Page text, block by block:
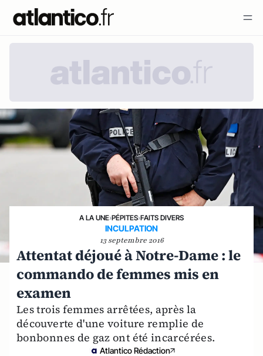
A LA UNE›PÉPITES›FAITS DIVERS
INCULPATION
13 septembre 2016
Attentat déjoué à Notre-Dame : le
commando de femmes mis en
examen
Les trois femmes arrêtées, après la
découverte d'une voiture remplie de
bonbonnes de gaz ont été incarcérées.
Atlantico Rédaction